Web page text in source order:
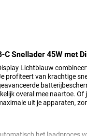
C Snellader 45W met
Lichtblauw
profiteert van krachtige
overal mee naartoe. Of
uit je apparaten,